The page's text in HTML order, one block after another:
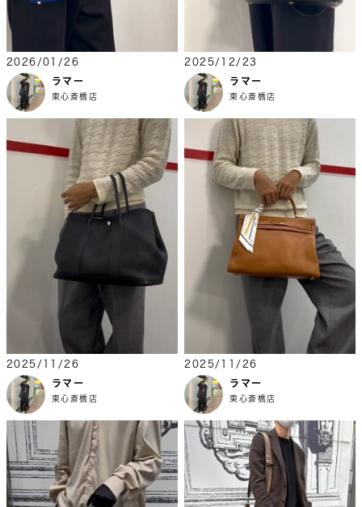
2026/01/26
ラマー
東心斎橋店
2025/12/23
ラマー
東心斎橋店
2025/11/26
ラマー
東心斎橋店
2025/11/26
ラマー
東心斎橋店